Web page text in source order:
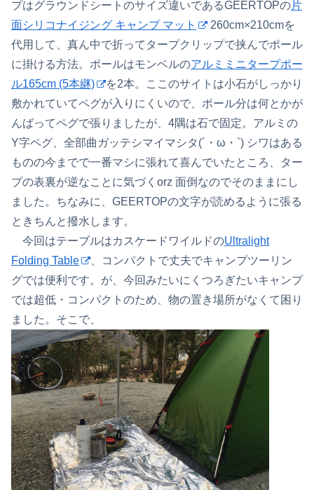
プはグラウンドシートのサイズ違いであるGEERTOPの片
面シリコナイジング キャンプ マット
260cm×210cmを
代用して、真ん中で折ってタープクリップで挟んでポール
に掛ける方法。ポールはモンベルのアルミミニタープポー
ル165cm (5本継)
を2本。ここのサイトは小石がしっかり
敷かれていてペグが入りにくいので、ポール分は何とかが
んばってペグで張りましたが、4隅は石で固定。アルミの
Y字ペグ、全部曲ガッテシマイマシタ(´・ω・`) シワはある
ものの今までで一番マシに張れて喜んでいたところ、ター
プの表裏が逆なことに気づくorz 面倒なのでそのままにし
ました。ちなみに、GEERTOPの文字が読めるように張る
ときちんと撥水します。
今回はテーブルはカスケードワイルドのUltralight
Folding Table
、コンパクトで丈夫でキャンプツーリン
グでは便利です。が、今回みたいにくつろぎたいキャンプ
では超低・コンパクトのため、物の置き場所がなくて困り
ました。そこで、